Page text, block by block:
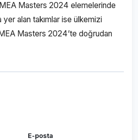
Masters 2024 elemelerinde
yer alan takımlar ise ülkemizi
Masters 2024’te doğrudan
E-posta